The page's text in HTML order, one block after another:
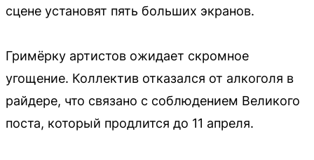
сцене установят пять больших экранов.
Гримёрку артистов ожидает скромное
угощение. Коллектив отказался от алкоголя в
райдере, что связано с соблюдением Великого
поста, который продлится до 11 апреля.